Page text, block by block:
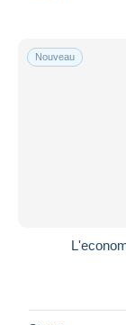
Nouveau